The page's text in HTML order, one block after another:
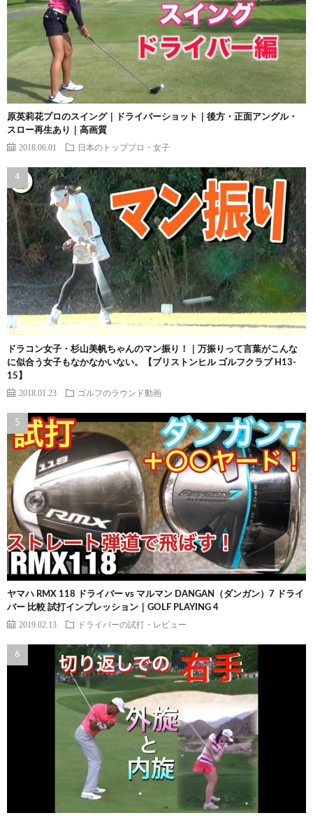
原英莉花プロのスイング｜ドライバーショット｜後方・正面アングル・
スロー再生あり｜高画質
2018.06.01 日本のトッププロ・女子
ドラコン女子・杉山美帆ちゃんのマン振り！｜万振りって言葉がこんな
に似合う女子もなかなかいない。【ブリストンヒル ゴルフクラブ H13-
15】
2018.01.23 ゴルフのラウンド動画
ヤマハ RMX 118 ドライバー vs マルマン DANGAN（ダンガン）7 ドライ
バー 比較 試打インプレッション｜GOLF PLAYING 4
2019.02.13 ドライバーの試打・レビュー